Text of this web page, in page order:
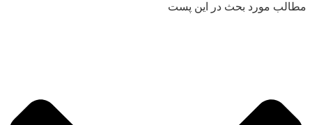
مطالب مورد بحث در این پست